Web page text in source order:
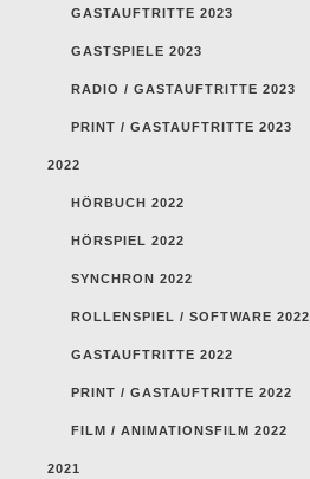
GASTAUFTRITTE 2023
GASTSPIELE 2023
RADIO / GASTAUFTRITTE 2023
PRINT / GASTAUFTRITTE 2023
2022
HÖRBUCH 2022
HÖRSPIEL 2022
SYNCHRON 2022
ROLLENSPIEL / SOFTWARE 2022
GASTAUFTRITTE 2022
PRINT / GASTAUFTRITTE 2022
FILM / ANIMATIONSFILM 2022
2021